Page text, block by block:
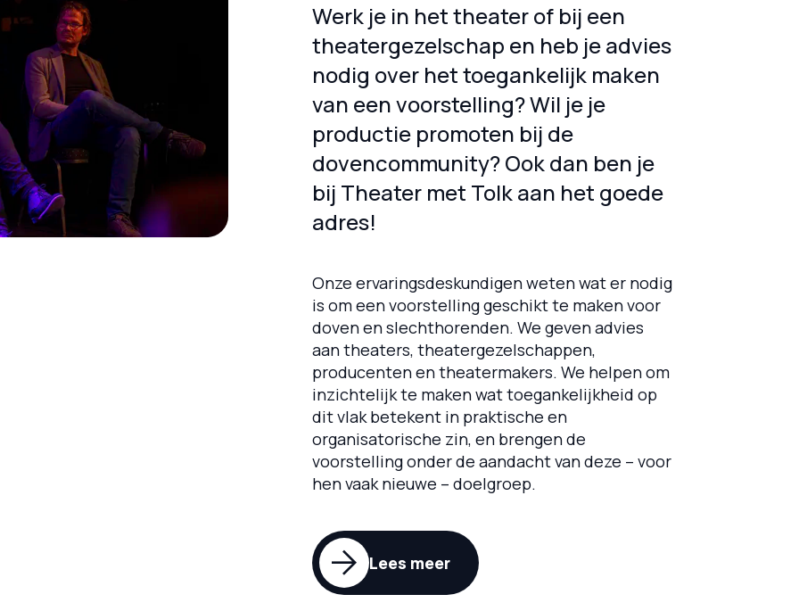
Werk je in het theater of bij een
theatergezelschap en heb je advies
nodig over het toegankelijk maken
van een voorstelling? Wil je je
productie promoten bij de
dovencommunity? Ook dan ben je
bij Theater met Tolk aan het goede
adres!
Onze ervaringsdeskundigen weten wat er nodig
is om een voorstelling geschikt te maken voor
doven en slechthorenden. We geven advies
aan theaters, theatergezelschappen,
producenten en theatermakers. We helpen om
inzichtelijk te maken wat toegankelijkheid op
dit vlak betekent in praktische en
organisatorische zin, en brengen de
voorstelling onder de aandacht van deze – voor
hen vaak nieuwe – doelgroep.
Lees meer